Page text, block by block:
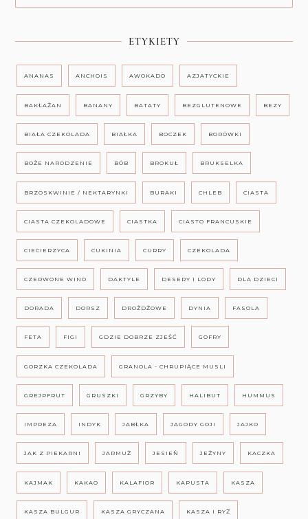
ETYKIETY
ANANAS ANCHOIS AWOKADO AZJATYCKIE
BAKŁAŻAN BANANY BATATY BEZGLUTENOWE BEZY
BIAŁA CZEKOLADA BIAŁKA BOCZEK BORÓWKI
BOŻE NARODZENIE BÓB BROKUŁ BRUKSELKA
BRZOSKWINIE / NEKTARYNKI BURAKI CHLEB CIASTA
CIASTA CZEKOLADOWE CIASTKA CIASTO FRANCUSKIE
CIECIERZYCA CUKINIA CURRY CZEKOLADA
CZERWONE WINO DAKTYLE DESERY I LODY DLA DZIECI
DORADA DORSZ DROŻDŻOWE DYNIA FASOLA
FETA FIGI GDZIE DOBRZE ZJEŚĆ GOFRY
GORZKA CZEKOLADA GRANOLA - CHRUPIĄCE MUSLI
GREJPFRUT GRUSZKI GRZYBY HALIBUT HUMMUS
IMPREZA INDYK JABŁKA JAGODY GOJI JAJKO
JAK Z PIEKARNI JARMUŻ JESIEŃ JEŻYNY KACZKA
KAJMAK KAKAO KALAFIOR KAPUSTA KASZA
KASZA BULGUR KASZA GRYCZANA KASZA I RYŻ